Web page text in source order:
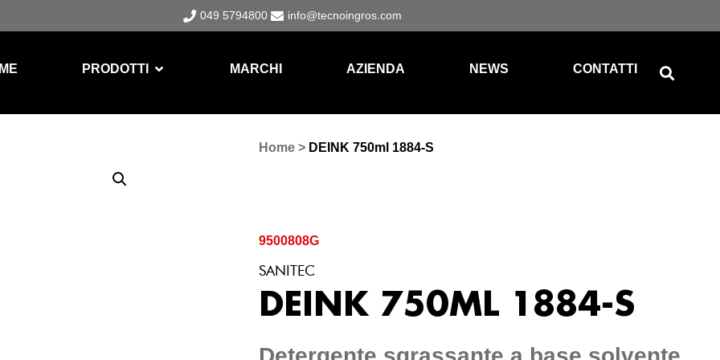
049 5794800 info@tecnoingros.com
PRODOTTI MARCHI AZIENDA NEWS CONTATTI
Home > DEINK 750ml 1884-S
9500808G
SANITEC
DEINK 750ML 1884-S